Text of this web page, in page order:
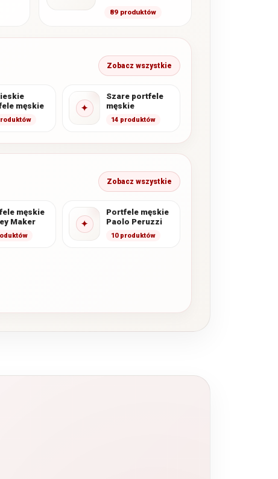
Po
może tworzyć
karty…
89 produktów
Zobacz wszystkie
męskie
✦
Szare portfele
męskie
14 produktów
Zobacz wszystkie
męskie
Maker
✦
Portfele męskie
Paolo Peruzzi
10 produktów